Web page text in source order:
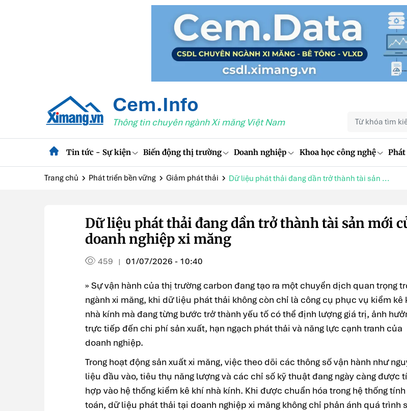
Cem.Info
Thông tin chuyên ngành Xi măng Việt Nam
Tin tức - Sự kiện Biến động thị trường Doanh nghiệp Khoa học công nghệ
Trang chủ Phát triển bền vững Giảm phát thải Dữ liệu phát thải đang dần trở thành tài sản ...
Dữ liệu phát thải đang dần trở thành tài sản mới
doanh nghiệp xi măng
459 | 01/07/2026 - 10:40
» Sự vận hành của thị trường carbon đang tạo ra một chuyển dịch quan trọng
ngành xi măng, khi dữ liệu phát thải không còn chỉ là công cụ phục vụ kiểm kê
nhà kính mà đang từng bước trở thành yếu tố có thể định lượng giá trị, ảnh
trực tiếp đến chi phí sản xuất, hạn ngạch phát thải và năng lực cạnh tranh của
doanh nghiệp.
Trong hoạt động sản xuất xi măng, việc theo dõi các thông số vận hành như
liệu đầu vào, tiêu thụ năng lượng và các chỉ số kỹ thuật đang ngày càng được
hợp vào hệ thống kiểm kê khí nhà kính. Khi được chuẩn hóa trong hệ thống tính
toán, dữ liệu phát thải tại doanh nghiệp xi măng không chỉ phản ánh quá trình